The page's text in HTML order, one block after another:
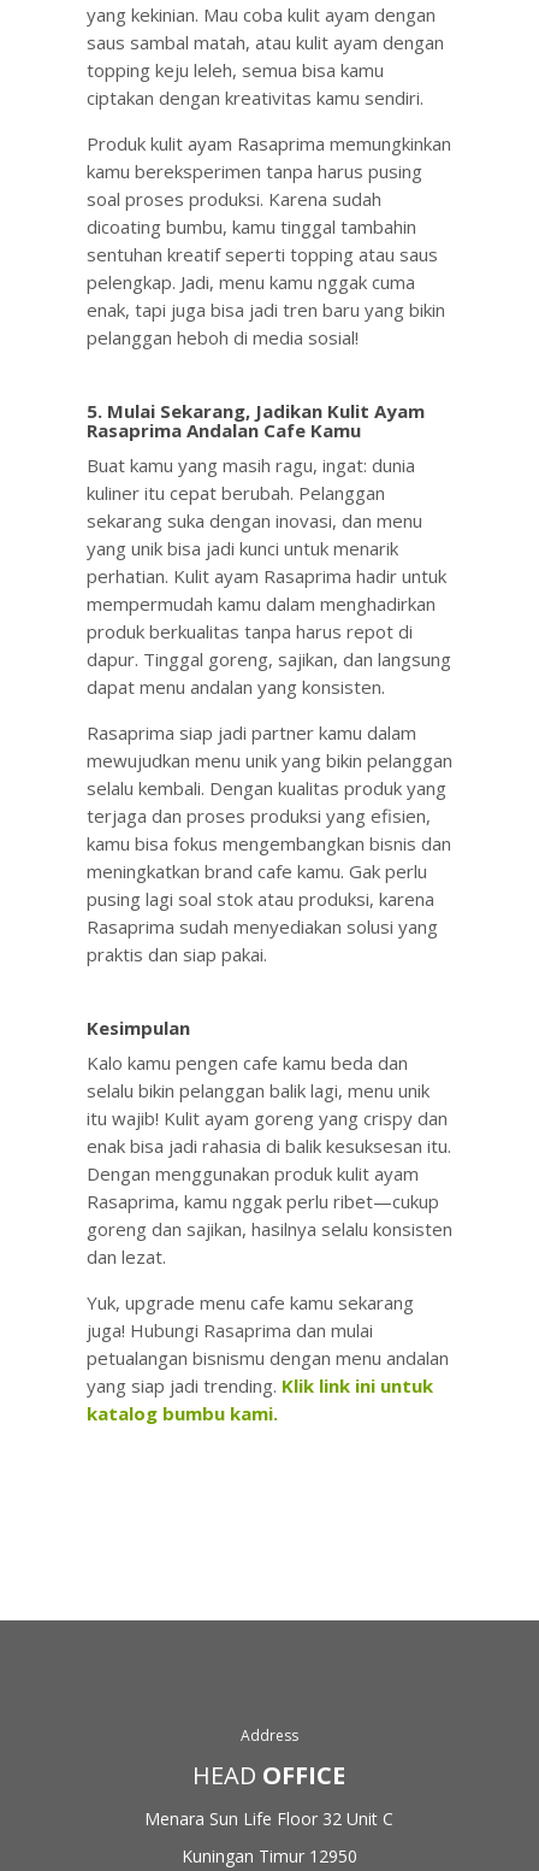
yang kekinian. Mau coba kulit ayam dengan
saus sambal matah, atau kulit ayam dengan
topping keju leleh, semua bisa kamu
ciptakan dengan kreativitas kamu sendiri.
Produk kulit ayam Rasaprima memungkinkan
kamu bereksperimen tanpa harus pusing
soal proses produksi. Karena sudah
dicoating bumbu, kamu tinggal tambahin
sentuhan kreatif seperti topping atau saus
pelengkap. Jadi, menu kamu nggak cuma
enak, tapi juga bisa jadi tren baru yang bikin
pelanggan heboh di media sosial!
5. Mulai Sekarang, Jadikan Kulit Ayam
Rasaprima Andalan Cafe Kamu
Buat kamu yang masih ragu, ingat: dunia
kuliner itu cepat berubah. Pelanggan
sekarang suka dengan inovasi, dan menu
yang unik bisa jadi kunci untuk menarik
perhatian. Kulit ayam Rasaprima hadir untuk
mempermudah kamu dalam menghadirkan
produk berkualitas tanpa harus repot di
dapur. Tinggal goreng, sajikan, dan langsung
dapat menu andalan yang konsisten.
Rasaprima siap jadi partner kamu dalam
mewujudkan menu unik yang bikin pelanggan
selalu kembali. Dengan kualitas produk yang
terjaga dan proses produksi yang efisien,
kamu bisa fokus mengembangkan bisnis dan
meningkatkan brand cafe kamu. Gak perlu
pusing lagi soal stok atau produksi, karena
Rasaprima sudah menyediakan solusi yang
praktis dan siap pakai.
Kesimpulan
Kalo kamu pengen cafe kamu beda dan
selalu bikin pelanggan balik lagi, menu unik
itu wajib! Kulit ayam goreng yang crispy dan
enak bisa jadi rahasia di balik kesuksesan itu.
Dengan menggunakan produk kulit ayam
Rasaprima, kamu nggak perlu ribet—cukup
goreng dan sajikan, hasilnya selalu konsisten
dan lezat.
Yuk, upgrade menu cafe kamu sekarang
juga! Hubungi Rasaprima dan mulai
petualangan bisnismu dengan menu andalan
yang siap jadi trending. Klik link ini untuk
katalog bumbu kami.
Address
HEAD OFFICE
Menara Sun Life Floor 32Unit C
Kuningan Timur 12950